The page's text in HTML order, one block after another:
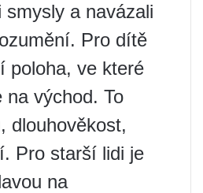
smysly a navázali
Pro dítě
poloha, ve které
na východ. To
dlouhověkost,
Pro starší lidi je
na